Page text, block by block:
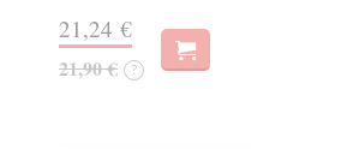
21,24 €
21,90 € ?